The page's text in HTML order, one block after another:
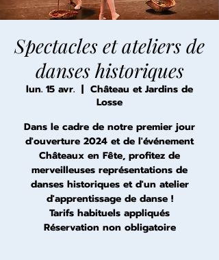
Spectacles et ateliers de
danses historiques
lun. 15 avr.
  |
Château et Jardins de
Losse
Dans le cadre de notre premier jour
d'ouverture 2024 et de l'événement
Châteaux en Fête, profitez de
merveilleuses représentations de
danses historiques et d'un atelier
d'apprentissage de danse !
Tarifs habituels appliqués
Réservation non obligatoire